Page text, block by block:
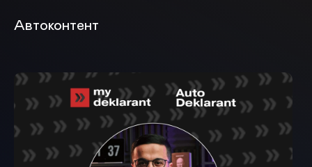
Автоконтент